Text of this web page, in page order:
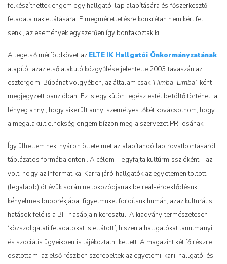
felkészíthettek engem egy hallgatói lap alapítására és főszerkesztői
feladatainak ellátására. E megmérettetésre konkrétan nem kért fel
senki, az események egyszerűen így bontakoztak ki.
A legelső mérföldkövet az ELTE IK Hallgatói Önkormányzatának
alapító, azaz első alakuló közgyűlése jelentette 2003 tavaszán az
esztergomi Búbánat völgyében, az általam csak ‘Himba-Limba’-ként
megjegyzett panzióban. Ez is egy külön, egész estét betöltő történet, a
lényeg annyi, hogy sikerült annyi személyes tőkét kovácsolnom, hogy
a megalakult elnökség engem bízzon meg a szervezet PR-osának.
Így ülhettem neki nyáron ötleteimet az alapítandó lap rovatbontásáról
táblázatos formába önteni. A célom – egyfajta kultúrmisszióként – az
volt, hogy az Informatikai Karra járó hallgatók az egyetemen töltött
(legalább) öt évük során ne tokozódjanak be reál-érdeklődésük
kényelmes buborékjába, figyelmüket fordítsuk humán, azaz kulturális
hatások felé is a BIT hasábjain keresztül. A kiadvány természetesen
‘közszolgálati feladatokat is ellátott’, hiszen a hallgatókat tanulmányi
és szociális ügyeikben is tájékoztatni kellett. A magazint két fő részre
osztottam, az első részben szerepeltek az egyetemi-kari-hallgatói és